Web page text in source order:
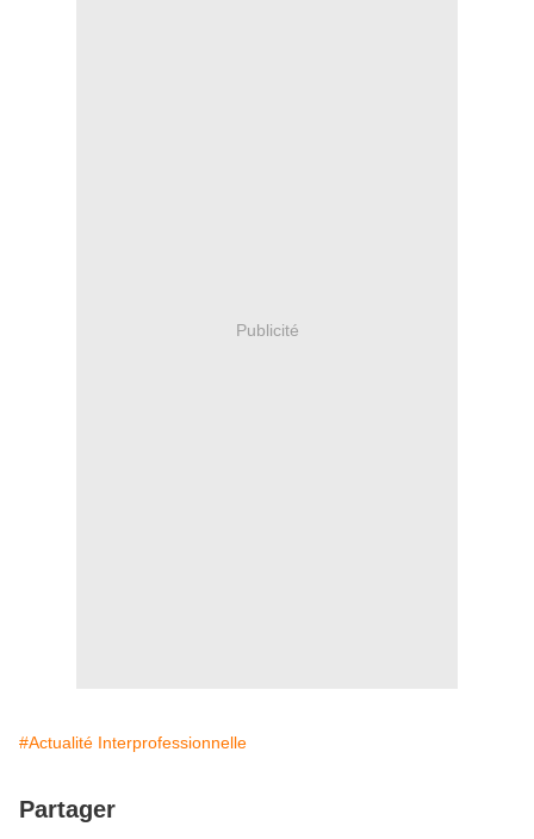
Publicité
#Actualité Interprofessionnelle
Partager